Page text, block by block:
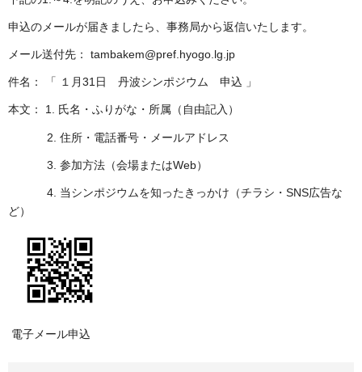
申込のメールが届きましたら、事務局から返信いたします。
メール送付先： tambakem@pref.hyogo.lg.jp
件名： 「 １月31日 丹波シンポジウム 申込 」
本文： 1. 氏名・ふりがな・所属（自由記入）
2. 住所・電話番号・メールアドレス
3. 参加方法（会場またはWeb）
4. 当シンポジウムを知ったきっかけ（チラシ・SNS広告な
ど）
電子メール申込